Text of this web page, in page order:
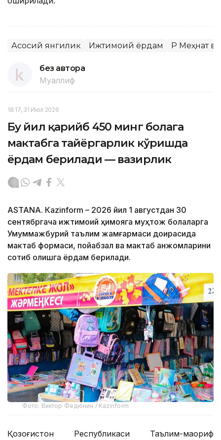
Асосий янгилик Ижтимоий ёрдам ҚР Меҳнат
без автора
Муаллиф
18:17, 31 Июл 2026
Бу йил қарийб 450 минг болага
мактабга тайёргарлик кўришда
ёрдам берилади — вазирлик
ASTANА. Кazinform – 2026 йил 1 августдан 30
сентябргача ижтимоий ҳимояга муҳтож болаларга
Умуммажбурий таълим жамғармаси доирасида
мактаб формаси, пойабзал ва мактаб анжомларини
сотиб олишга ёрдам берилади.
Фото: Виктор Федюнин / Kazinform
Қозоғистон Республикаси Таълим-маориф